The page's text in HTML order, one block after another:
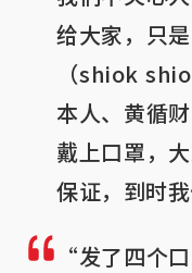
给大家，只
（shiok
本人、黄循
戴上口罩，
保证，到时
“发了四个